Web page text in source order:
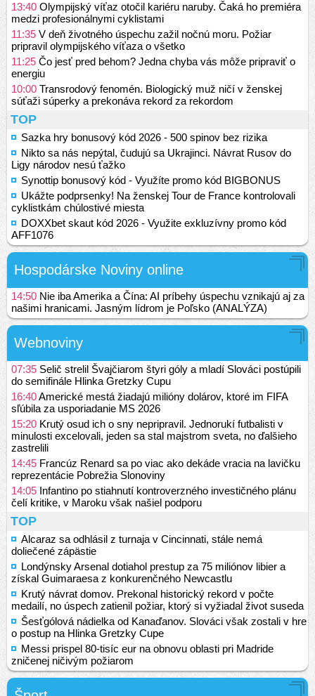
13:40 Olympijský víťaz otočil kariéru naruby. Čaká ho premiéra
medzi profesionálnymi cyklistami
11:35 V deň životného úspechu zažil nočnú moru. Požiar
pripravil olympijského víťaza o všetko
11:25 Čo jesť pred behom? Jedna chyba vás môže pripraviť o
energiu
10:00 Transrodový fenomén. Biologický muž ničí v ženskej
súťaži súperky a prekonáva rekord za rekordom
TOP
Sazka hry bonusový kód 2026 - 500 spinov bez rizika
Nikto sa nás nepýtal, čudujú sa Ukrajinci. Návrat Rusov do
Ligy národov nesú ťažko
Synottip bonusový kód - Využíte promo kód BIGBONUS
Ukážte podprsenky! Na ženskej Tour de France kontrolovali
cyklistkám chúlostivé miesta
DOXXbet skaut kód 2026 - Využite exkluzívny promo kód
AFF1076
Hospodárske Noviny online
14:50 Nie iba Amerika a Čína: AI príbehy úspechu vznikajú aj za
našimi hranicami. Jasným lídrom je Poľsko (ANALÝZA)
Webnoviny
07:35 Selič strelil Švajčiarom štyri góly a mladí Slováci postúpili
do semifinále Hlinka Gretzky Cupu
16:40Americké mestá žiadajú milióny dolárov, ktoré im FIFA
sľúbila za usporiadanie MS 2026
15:20 Krutý osud ich o sny nepripravil. Jednorukí futbalisti v
minulosti excelovali, jeden sa stal majstrom sveta, no ďalšieho
zastrelili
14:45 Francúz Renard sa po viac ako dekáde vracia na lavičku
reprezentácie Pobrežia Slonoviny
14:05 Infantino po stiahnutí kontroverzného investičného plánu
čelí kritike, v Maroku však našiel podporu
TOP
Alcaraz sa odhlásil z turnaja v Cincinnati, stále nemá
doliečené zápästie
Londýnsky Arsenal dotiahol prestup za 75 miliónov libier a
získal Guimaraesa z konkurenčného Newcastlu
Krutý návrat domov. Prekonal historický rekord v počte
medailí, no úspech zatienil požiar, ktorý si vyžiadal život suseda
Šesťgólová nádielka od Kanaďanov. Slováci však zostali v hre
o postup na Hlinka Gretzky Cupe
Messi prispel 80-tisíc eur na obnovu oblasti pri Madride
zničenej ničivým požiarom